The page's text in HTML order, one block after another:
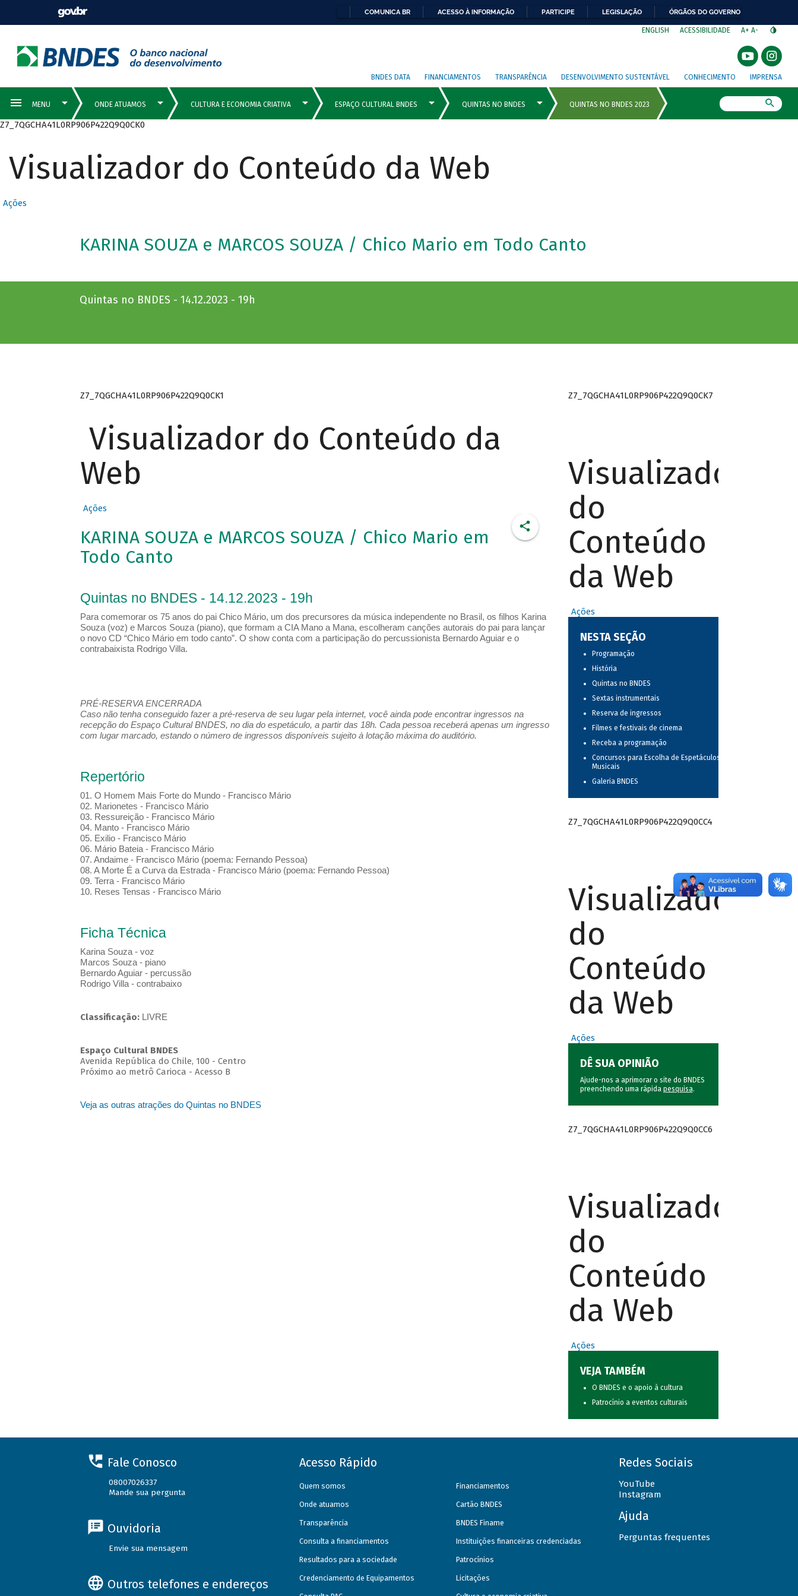
COMUNICA BR ACESSO À INFORMAÇÃO PARTICIPE LEGISLAÇÃO ÓRGÃOS DO GOVERNO
ENGLISH ACESSIBILIDADE A+ A-
BNDES DATA FINANCIAMENTOS TRANSPARÊNCIA DESENVOLVIMENTO SUSTENTÁVEL CONHECIMENTO IMPRENSA
Z7_7QGCHA41L0RP906P422Q9Q0CK0
Visualizador do Conteúdo da Web
Ações
KARINA SOUZA e MARCOS SOUZA / Chico Mario em Todo Canto
Quintas no BNDES - 14.12.2023 - 19h
Z7_7QGCHA41L0RP906P422Q9Q0CK1
Visualizador do Conteúdo da
Web
Ações
KARINA SOUZA e MARCOS SOUZA / Chico Mario em
Todo Canto
Quintas no BNDES - 14.12.2023 - 19h
Para comemorar os 75 anos do pai Chico Mário, um dos precursores da música independente no Brasil, os filhos Karina
Souza (voz) e Marcos Souza (piano), que formam a CIA Mano a Mana, escolheram canções autorais do pai para lançar
o novo CD “Chico Mário em todo canto”. O show conta com a participação do percussionista Bernardo Aguiar e o
contrabaixista Rodrigo Villa.
PRÉ-RESERVA ENCERRADA
Caso não tenha conseguido fazer a pré-reserva de seu lugar pela internet, você ainda pode encontrar ingressos na
recepção do Espaço Cultural BNDES, no dia do espetáculo, a partir das 18h. Cada pessoa receberá apenas um ingresso
com lugar marcado, estando o número de ingressos disponíveis sujeito à lotação máxima do auditório.
Repertório
01. O Homem Mais Forte do Mundo - Francisco Mário
02. Marionetes - Francisco Mário
03. Ressureição - Francisco Mário
04. Manto - Francisco Mário
05. Exilio - Francisco Mário
06. Mário Bateia - Francisco Mário
07. Andaime - Francisco Mário (poema: Fernando Pessoa)
08. A Morte É a Curva da Estrada - Francisco Mário (poema: Fernando Pessoa)
09. Terra - Francisco Mário
10. Reses Tensas - Francisco Mário
Ficha Técnica
Karina Souza - voz
Marcos Souza - piano
Bernardo Aguiar - percussão
Rodrigo Villa - contrabaixo
Classificação: LIVRE
Espaço Cultural BNDES
Avenida República do Chile, 100 - Centro
Próximo ao metrô Carioca - Acesso B
Veja as outras atrações do Quintas no BNDES
Z7_7QGCHA41L0RP906P422Q9Q0CK7
Visualizador
do
Conteúdo
da Web
Ações
NESTA SEÇÃO
Programação
História
Quintas no BNDES
Sextas instrumentais
Reserva de ingressos
Filmes e festivais de cinema
Receba a programação
Concursos para Escolha de Espetáculos
Musicais
Galeria BNDES
Z7_7QGCHA41L0RP906P422Q9Q0CC4
Visualizador
do
Conteúdo
da Web
Ações
DÊ SUA OPINIÃO
Ajude-nos a aprimorar o site do BNDES
preenchendo uma rápida pesquisa.
Z7_7QGCHA41L0RP906P422Q9Q0CC6
Visualizador
do
Conteúdo
da Web
Ações
VEJA TAMBÉM
O BNDES e o apoio à cultura
Patrocínio a eventos culturais
Fale Conosco
08007026337
Mande sua pergunta
Ouvidoria
Envie sua mensagem
Outros telefones e endereços
Acesso Rápido
Quem somos
Onde atuamos
Transparência
Consulta a financiamentos
Resultados para a sociedade
Credenciamento de Equipamentos
Financiamentos
Cartão BNDES
BNDES Finame
Instituições financeiras credenciadas
Patrocínios
Licitações
Redes Sociais
YouTube
Instagram
Ajuda
Perguntas frequentes